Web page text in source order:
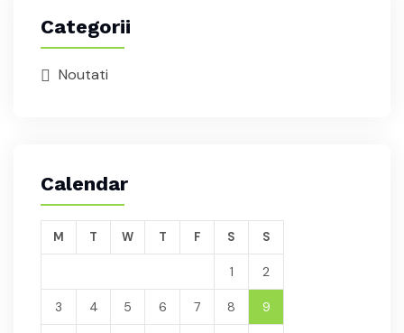
Categorii
Noutati
Calendar
M T W T F S S
1 2
3 4 5 6 7 8 9